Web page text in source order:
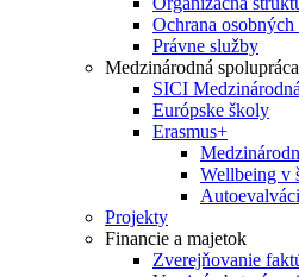
Ochrana
Právne služby
Medzinárodná spolupráca
SICI
Európske školy
Erasmus+
Wellbeing v
Projekty
Financie a majetok
Zverejňovanie